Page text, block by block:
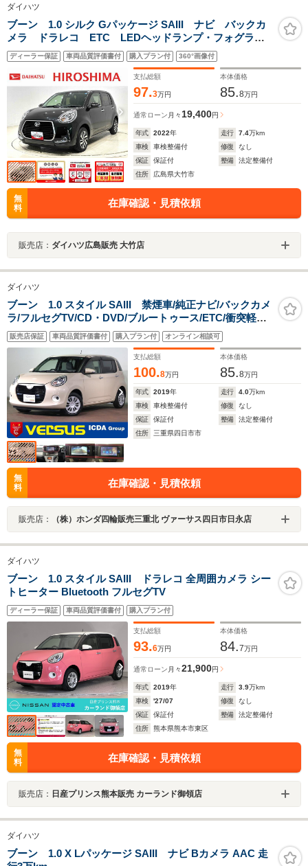
ダイハツ
ブーン 1.0 シルク Gパッケージ SAIII ナビ バックカ
メラ ドラレコ ETC LEDヘッドランプ・フォグラン
プ オートライト プッシュボタンスタート セキュリ
ティアラーム コーナーセンサー 14インチアルミホイ
ール 電動格納ドアミラー
ディーラー保証 車両品質評価書付 購入プラン付 360°画像付
支払総額
97.3万円
本体価格
85.8万円
通常ローン 月々 19,400円
年式 2022年 走行 7.4万km
車検
車検整備付 修復
なし
保証
保証付 整備
法定整備付
住所
広島県大竹市
無
料
在庫確認・見積依頼
販売店： ダイハツ広島販売 大竹店
ダイハツ
ブーン 1.0 スタイル SAIII 禁煙車/純正ナビ/バックカメ
ラ/フルセグTV/CD・DVD/ブルートゥース/ETC/衝突軽減
ブレーキ/インテリキー/LEDオートライト/パーキングセン
サー/アイドリングストップ/電動格納ミラー
販売店保証 車両品質評価書付 購入プラン付 オンライン相談可
支払総額
100.8万円
本体価格
85.8万円
年式 2019年 走行 4.0万km
車検
車検整備付 修復
なし
保証
保証付 整備
法定整備付
住所
三重県四日市市
無
料
在庫確認・見積依頼
販売店： （株）ホンダ四輪販売三重北 ヴァーサス四日市日永店
ダイハツ
ブーン 1.0 スタイル SAIII ドラレコ 全周囲カメラ シー
トヒーター Bluetooth フルセグTV
ディーラー保証 車両品質評価書付 購入プラン付
支払総額
93.6万円
本体価格
84.7万円
通常ローン 月々21,900円
年式 2019年 走行 3.9万km
車検
'27/07 修復
なし
保証
保証付 整備
法定整備付
住所
熊本県熊本市東区
無
料
在庫確認・見積依頼
販売店： 日産プリンス熊本販売 カーランド御領店
ダイハツ
ブーン 1.0 X Lパッケージ SAIII ナビ Bカメラ AAC 走